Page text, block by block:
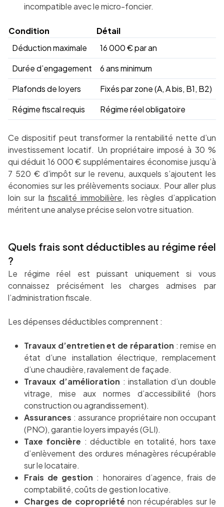
incompatible avec le micro-foncier.
Condition
Détail
Déduction maximale
16 000 € par an
Durée d’engagement
6 ans minimum
Plafonds de loyers
Fixés par zone (A, A bis, B1, B2)
Régime fiscal requis
Régime réel obligatoire
Ce dispositif peut transformer la rentabilité nette d’un
investissement locatif. Un propriétaire imposé à 30 %
qui déduit 16 000 € supplémentaires économise jusqu’à
7 520 € d’impôt sur le revenu, auxquels s’ajoutent les
économies sur les prélèvements sociaux. Pour aller plus
loin sur la fiscalité immobilière, les règles d’application
méritent une analyse précise selon votre situation.
Quels frais sont déductibles au régime réel
?
Le régime réel est puissant uniquement si vous
connaissez précisément les charges admises par
l’administration fiscale.
Les dépenses déductibles comprennent :
Travaux d’entretien et de réparation : remise en
état d’une installation électrique, remplacement
d’une chaudière, ravalement de façade.
Travaux d’amélioration : installation d’un double
vitrage, mise aux normes d’accessibilité (hors
construction ou agrandissement).
Assurances : assurance propriétaire non occupant
(PNO), garantie loyers impayés (GLI).
Taxe foncière : déductible en totalité, hors taxe
d’enlèvement des ordures ménagères récupérable
sur le locataire.
Frais de gestion : honoraires d’agence, frais de
comptabilité, coûts de gestion locative.
Charges de copropriété non récupérables sur le